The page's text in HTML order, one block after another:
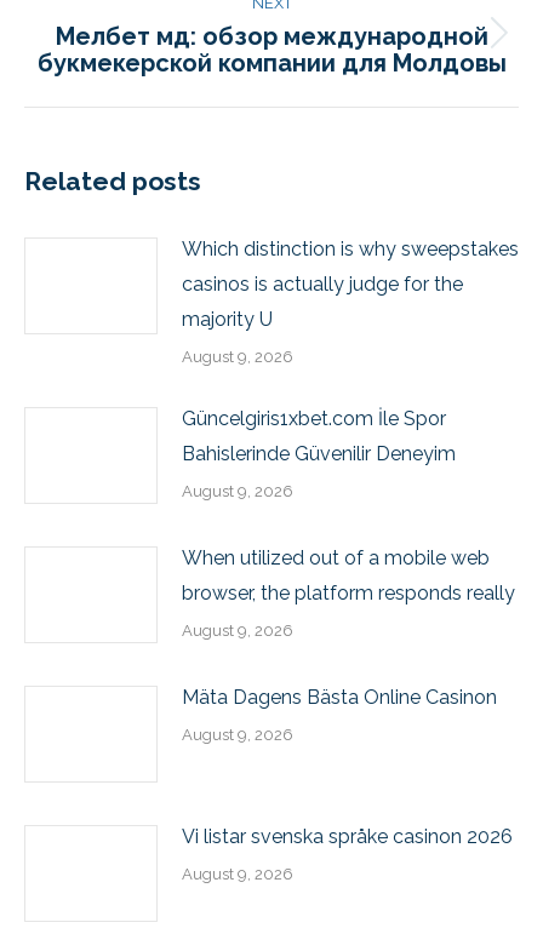
Мелбет мд: обзор международной
букмекерской компании для Молдовы
Related posts
Which distinction is why sweepstakes
casinos is actually judge for the
majority U
August 9, 2026
Güncelgiris1xbet.com İle Spor
Bahislerinde Güvenilir Deneyim
August 9, 2026
When utilized out of a mobile web
browser, the platform responds really
August 9, 2026
Mäta Dagens Bästa Online Casinon
August 9, 2026
Vi listar svenska språke casinon 2026
August 9, 2026